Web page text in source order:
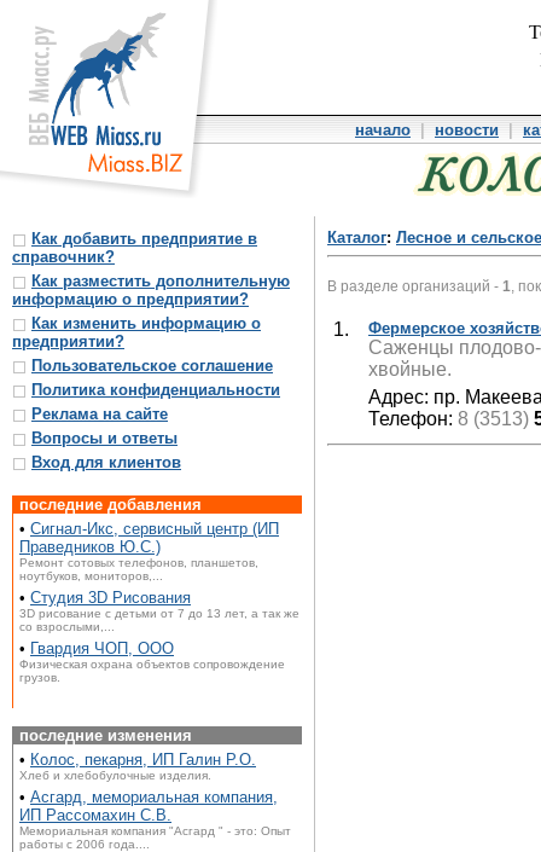
начало новости
Как добавить предприятие в
справочник?
Как разместить дополнительную
информацию о предприятии?
Как изменить информацию о
предприятии?
Пользовательское соглашение
Политика конфиденциальности
Реклама на сайте
Вопросы и ответы
Вход для клиентов
последние добавления
• Сигнал-Икс, сервисный центр (ИП
Праведников Ю.С.)
Ремонт сотовых телефонов, планшетов,
ноутбуков, мониторов,...
• Студия 3D Рисования
3D рисование с детьми от 7 до 13 лет, а так же
со взрослыми,...
• Гвардия ЧОП, ООО
Физическая охрана объектов сопровождение
грузов.
последние изменения
• Колос, пекарня, ИП Галин Р.О.
Хлеб и хлебобулочные изделия.
• Асгард, мемориальная компания,
ИП Рассомахин С.В.
Мемориальная компания "Асгард " - это: Опыт
работы с 2006 года....
Каталог: Лесное и
В разделе организаций - 1 ,
1. Фермерское
Саженцы плодово-
хвойные.
Адрес: пр.
Телефон: 8 (3513)